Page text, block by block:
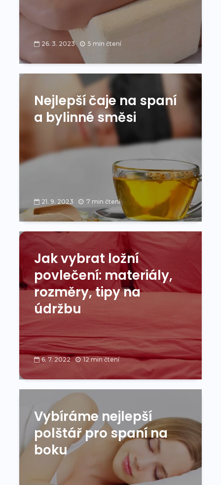
26. 3. 2023 5 min čtení
Nejlepší čaje na spaní
a bylinné směsi
21. 9. 2023 7 min čtení
Jak vybrat ložní
povlečení: materiály,
rozměry, tipy na
údržbu
6. 7. 2022 12 min čtení
Vybíráme nejlepší
polštář pro spaní na
boku